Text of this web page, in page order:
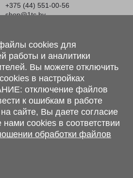
+375 (44) 551-00-56
shop@1tc.by
Привольный, ул. Мира, 20А,
Рябцева, 108 В, 224701
что вся предоставленная на сайте
комплектаций, технических
сочетаний, а также стоимости и
носит информационный характер и
офертой, определяемой п.2 ст.407
Беларусь.
данных
файлов cookie.
cookies для
работы и аналитики
Вы можете отключить
в настройках
отключение файлов
к ошибкам в работе
сайте, Вы даете согласие
нами cookies в соответствии
обработки файлов